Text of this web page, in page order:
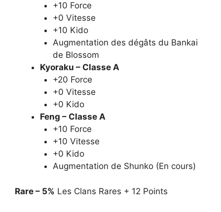
+10 Force
+0 Vitesse
+10 Kido
Augmentation des dégâts du Bankai
de Blossom
Kyoraku – Classe A
+20 Force
+0 Vitesse
+0 Kido
Feng – Classe A
+10 Force
+10 Vitesse
+0 Kido
Augmentation de Shunko (En cours)
Rare – 5% Les Clans Rares + 12 Points